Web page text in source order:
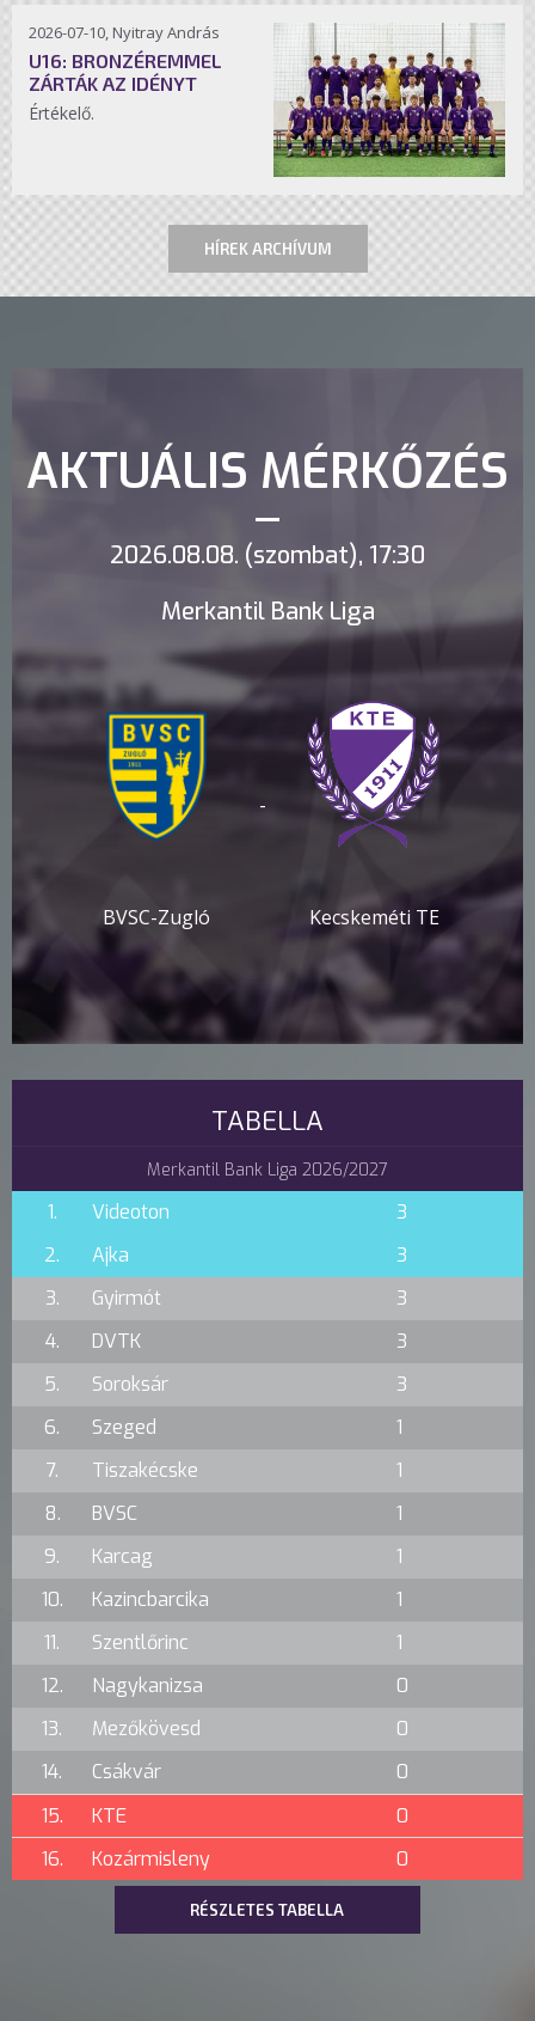
2026-07-10, Nyitray András
U16: BRONZÉREMMEL
ZÁRTÁK AZ IDÉNYT
Értékelő.
HÍREK ARCHÍVUM
AKTUÁLIS MÉRKŐZÉS
2026.08.08. (szombat), 17:30
Merkantil Bank Liga
BVSC-Zugló
-
Kecskeméti TE
TABELLA
Merkantil Bank Liga 2026/2027
1. Videoton
3
2.
Ajka
3
3.
Gyirmót
3
4.
DVTK
3
5.
Soroksár
3
6.
Szeged
1
7.
Tiszakécske
1
8.
BVSC
1
9.
Karcag
1
10.
Kazincbarcika
1
11.
Szentlőrinc
1
12.
Nagykanizsa
0
13.
Mezőkövesd
0
14.
Csákvár
0
15.
KTE
0
16.
Kozármisleny 0
RÉSZLETES TABELLA